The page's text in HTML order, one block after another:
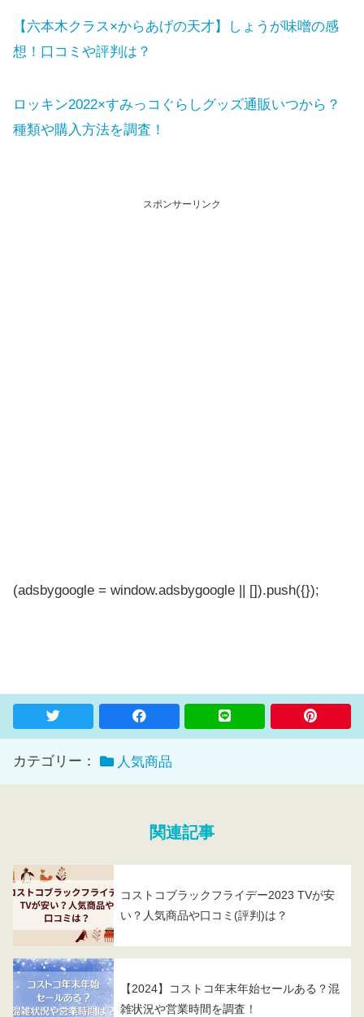
【六本木クラス×からあげの天才】しょうが味噌の感
想！口コミや評判は？
ロッキン2022×すみっコぐらしグッズ通販いつから？
種類や購入方法を調査！
スポンサーリンク
(adsbygoogle = window.adsbygoogle || []).push({});
カテゴリー： 人気商品
関連記事
コストコブラックフライデー2023 TVが安
い？人気商品や口コミ(評判)は？
【2024】コストコ年末年始セールある？混
雑状況や営業時間を調査！